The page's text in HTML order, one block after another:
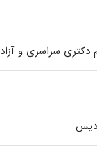
دکتری سراسری و آزاد